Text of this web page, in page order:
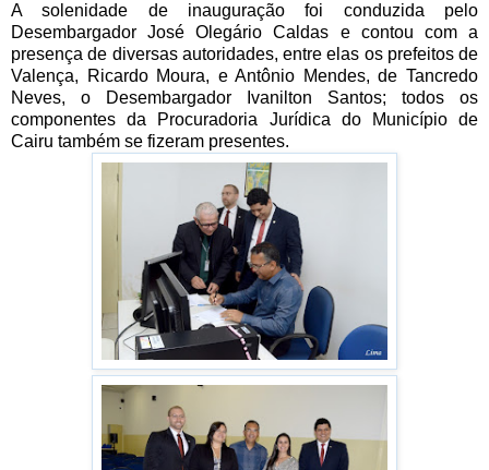
A solenidade de inauguração foi conduzida pelo
Desembargador José Olegário Caldas e contou com a
presença de diversas autoridades, entre elas os prefeitos de
Valença, Ricardo Moura, e Antônio Mendes, de Tancredo
Neves, o Desembargador Ivanilton Santos; todos os
componentes da Procuradoria Jurídica do Município de
Cairu também se fizeram presentes.